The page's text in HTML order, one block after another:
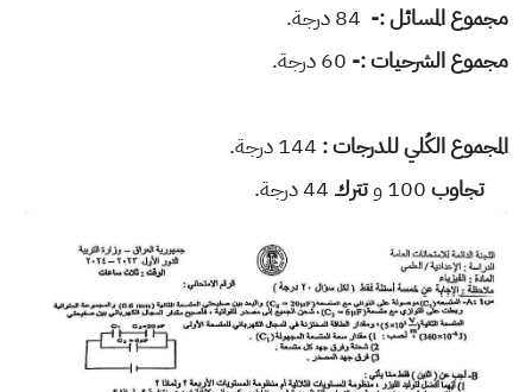
مجموع المسائل :-
مجموع الشرحيات :- 60 درجة.
المجموع الكُلي للدرجات :
تجاوب100 و تترك 44 درجة.